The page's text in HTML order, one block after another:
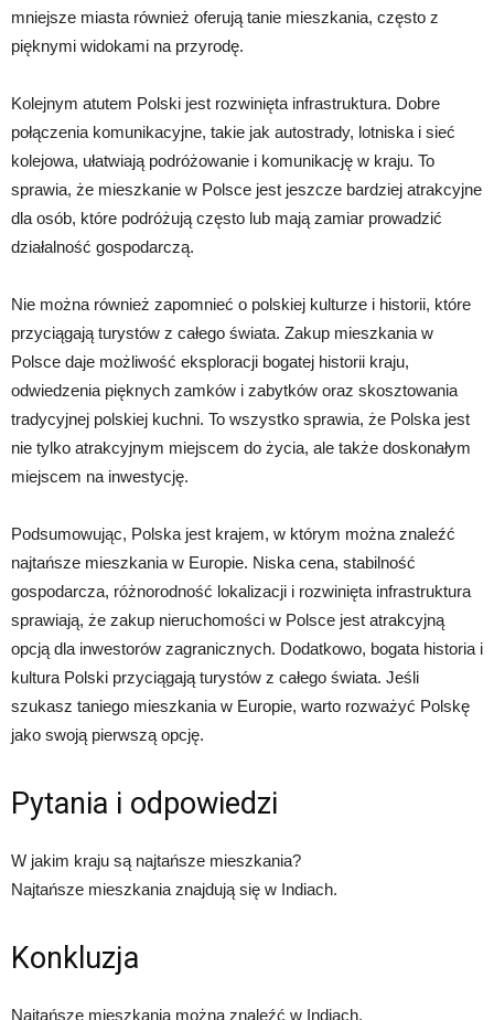
mniejsze miasta również oferują tanie mieszkania, często z
pięknymi widokami na przyrodę.
Kolejnym atutem Polski jest rozwinięta infrastruktura. Dobre
połączenia komunikacyjne, takie jak autostrady, lotniska i sieć
kolejowa, ułatwiają podróżowanie i komunikację w kraju. To
sprawia, że ​​mieszkanie w Polsce jest jeszcze bardziej atrakcyjne
dla osób, które podróżują często lub mają zamiar prowadzić
działalność gospodarczą.
Nie można również zapomnieć o polskiej kulturze i historii, które
przyciągają turystów z całego świata. Zakup mieszkania w
Polsce daje możliwość eksploracji bogatej historii kraju,
odwiedzenia pięknych zamków i zabytków oraz skosztowania
tradycyjnej polskiej kuchni. To wszystko sprawia, że ​​Polska jest
nie tylko atrakcyjnym miejscem do życia, ale także doskonałym
miejscem na inwestycję.
Podsumowując, Polska jest krajem, w którym można znaleźć
najtańsze mieszkania w Europie. Niska cena, stabilność
gospodarcza, różnorodność lokalizacji i rozwinięta infrastruktura
sprawiają, że ​​zakup nieruchomości w Polsce jest atrakcyjną
opcją dla inwestorów zagranicznych. Dodatkowo, bogata historia i
kultura Polski przyciągają turystów z całego świata. Jeśli
szukasz taniego mieszkania w Europie, warto rozważyć Polskę
jako swoją pierwszą opcję.
Pytania i odpowiedzi
W jakim kraju są najtańsze mieszkania?
Najtańsze mieszkania znajdują się w Indiach.
Konkluzja
Najtańsze mieszkania można znaleźć w Indiach.